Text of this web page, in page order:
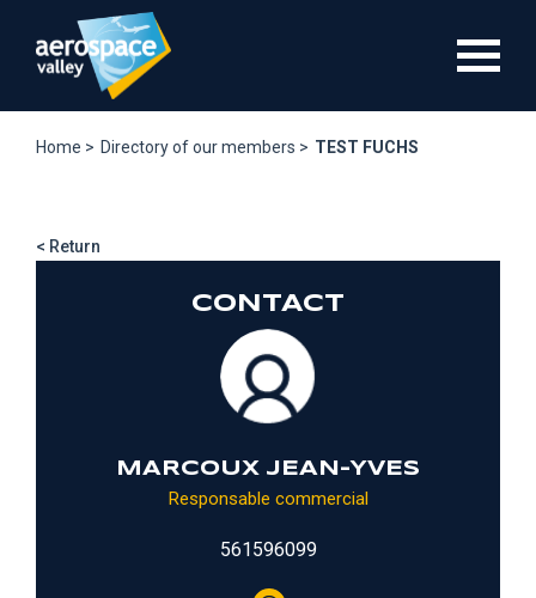
main
Home > Directory of our members > TEST FUCHS
< Return
CONTACT
MARCOUX JEAN-YVES
Responsable commercial
561596099